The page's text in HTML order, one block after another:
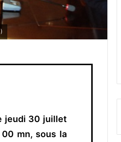
jeudi 30 juillet
mn, sous la